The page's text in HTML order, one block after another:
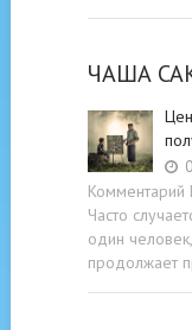
ЧАША
Часто
один
продолжает